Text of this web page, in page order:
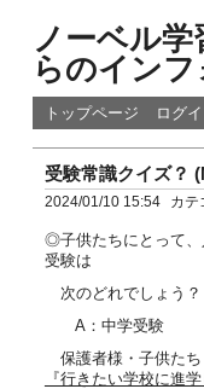
ノーベル
らのインフ
トップページ ログ
受験常識クイズ？
2024/01/10 15:54 カテ
◎子供たちにとって、
受験は
次のどれでしょう？
A：中学受験 B
保護者様・子供たち
『行きたい学校に進